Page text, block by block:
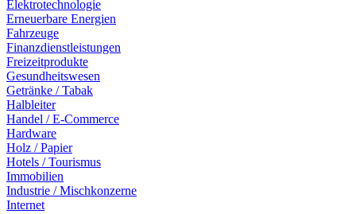
Elektrotechnologie
Erneuerbare Energien
Fahrzeuge
Finanzdienstleistungen
Freizeitprodukte
Gesundheitswesen
Getränke / Tabak
Halbleiter
Handel / E-Commerce
Hardware
Holz / Papier
Hotels / Tourismus
Immobilien
Industrie / Mischkonzerne
Internet